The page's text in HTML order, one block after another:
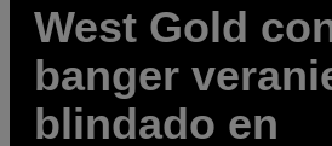
West Gold
banger
blindado en